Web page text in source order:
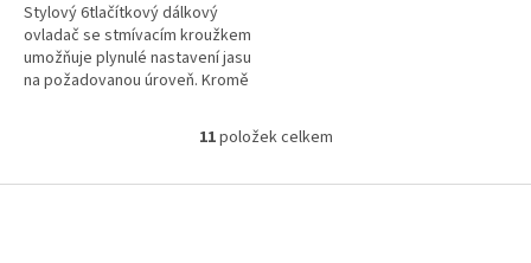
Stylový 6tlačítkový dálkový
ovladač se stmívacím kroužkem
umožňuje plynulé nastavení jasu
na požadovanou úroveň. Kromě
O
l
11položek celkem